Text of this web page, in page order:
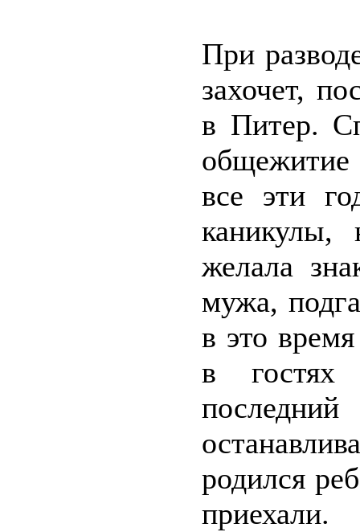
При
захочет,
в Питер.
общежитие
все эти
каникулы,
желала
мужа,
в это
в
родился
приехали.